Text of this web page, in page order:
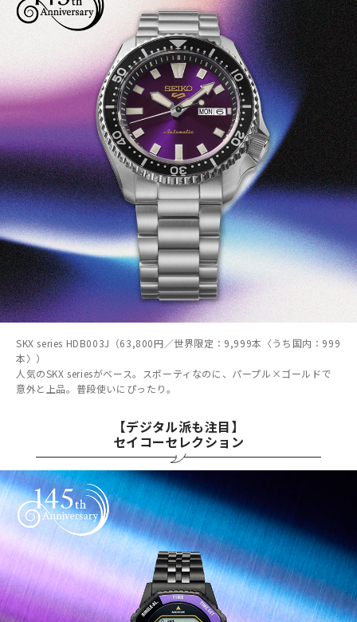
SKX series HDB003J（63,800円／世界限定：9,999本〈うち国内：999
本〉）
人気のSKX seriesがベース。スポーティなのに、パープル×ゴールドで
意外と上品。普段使いにぴったり。
【デジタル派も注目】
セイコーセレクション